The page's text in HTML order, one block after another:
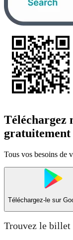
Téléchargez
gratuitement
Tous vos besoins de
Téléchargez-le sur
Trouvez le billet